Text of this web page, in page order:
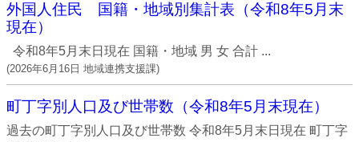
外国人住民 国籍・地域別集計表（令和8年5月末
現在）
令和8年5月末日現在 国籍・地域 男 女 合計 ...
(2026年6月16日 地域連携支援課)
町丁字別人口及び世帯数（令和8年5月末現在）
過去の町丁字別人口及び世帯数 令和8年5月末日現在 町丁字